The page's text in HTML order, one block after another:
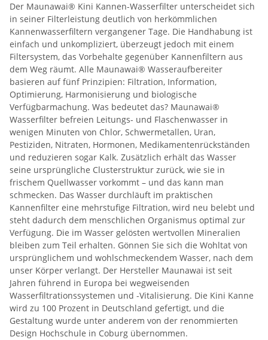
Der Maunawai® Kini Kannen-Wasserfilter unterscheidet sich
in seiner Filterleistung deutlich von herkömmlichen
Kannenwasserfiltern vergangener Tage. Die Handhabung ist
einfach und unkompliziert, überzeugt jedoch mit einem
Filtersystem, das Vorbehalte gegenüber Kannenfiltern aus
dem Weg räumt. Alle Maunawai® Wasseraufbereiter
basieren auf fünf Prinzipien: Filtration, Information,
Optimierung, Harmonisierung und biologische
Verfügbarmachung. Was bedeutet das? Maunawai®
Wasserfilter befreien Leitungs- und Flaschenwasser in
wenigen Minuten von Chlor, Schwermetallen, Uran,
Pestiziden, Nitraten, Hormonen, Medikamentenrückständen
und reduzieren sogar Kalk. Zusätzlich erhält das Wasser
seine ursprüngliche Clusterstruktur zurück, wie sie in
frischem Quellwasser vorkommt – und das kann man
schmecken. Das Wasser durchläuft im praktischen
Kannenfilter eine mehrstufige Filtration, wird neu belebt und
steht dadurch dem menschlichen Organismus optimal zur
Verfügung. Die im Wasser gelösten wertvollen Mineralien
bleiben zum Teil erhalten. Gönnen Sie sich die Wohltat von
ursprünglichem und wohlschmeckendem Wasser, nach dem
unser Körper verlangt. Der Hersteller Maunawai ist seit
Jahren führend in Europa bei wegweisenden
Wasserfiltrationssystemen und -Vitalisierung. Die Kini Kanne
wird zu 100 Prozent in Deutschland gefertigt, und die
Gestaltung wurde unter anderem von der renommierten
Design Hochschule in Coburg übernommen.